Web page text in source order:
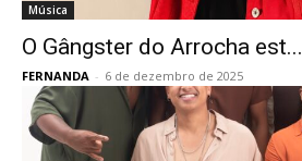
Música
O Gângster do Arrocha est...
FERNANDA - 6 de dezembro de 2025